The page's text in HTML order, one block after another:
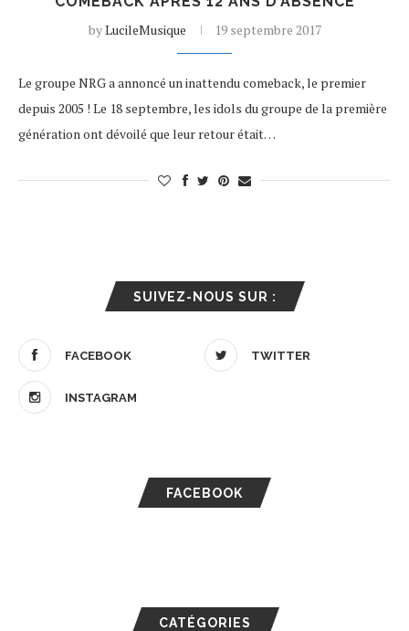
byLucileMusique 19 septembre 2017
Le groupe NRG a annoncé un inattendu comeback, le premier
depuis 2005 ! Le 18 septembre, les idols du groupe de la première
génération ont dévoilé que leur retour était…
SUIVEZ-NOUS SUR :
FACEBOOK TWITTER
INSTAGRAM
FACEBOOK
CATÉGORIES